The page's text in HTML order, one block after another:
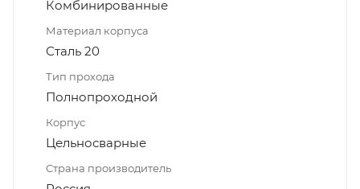
Комбинированные
Материал корпуса
Сталь 20
Тип прохода
Полнопроходной
Корпус
Цельносварные
Страна производитель